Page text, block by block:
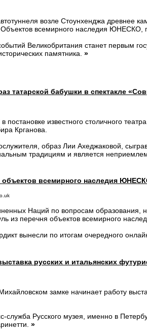
возле Стоунхенджа древнее
Объектов всемирного наследия ЮНЕСКО,
Великобритания станет первым
памятника. »
татарской бабушки в спектакле
постановке известного столичного
Крганова.
образ Лии Ахеджаковой,
традициям и является
объектов всемирного наследия
Наций по вопросам образования,
из перечня объектов всемирного
вынесли по итогам очередного
русских и итальянских
замке начинает работу
служба Русского музея, именно в
»